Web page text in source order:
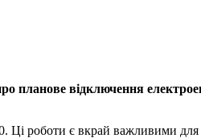
відключення
роботи є вкрай важливими для